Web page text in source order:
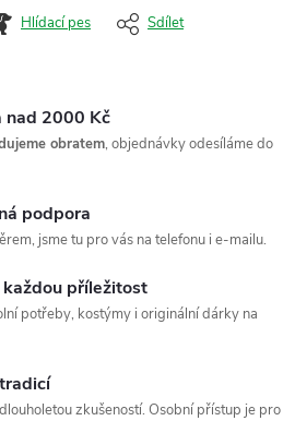
Hlídací pes Sdílet
nad 2000 Kč
obratem, objednávky odesíláme do
podpora
jsme tu pro vás na telefonu i e-mailu.
příležitost
potřeby, kostýmy i originální dárky na
zkušeností. Osobní přístup je pro